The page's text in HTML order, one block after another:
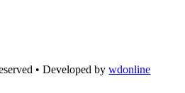
• Developed bywdonline